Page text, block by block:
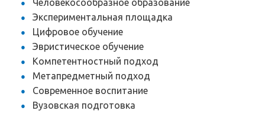
Человекосообразное образование
Экспериментальная площадка
Цифровое обучение
Эвристическое обучение
Компетентностный подход
Метапредметный подход
Современное воспитание
Вузовская подготовка